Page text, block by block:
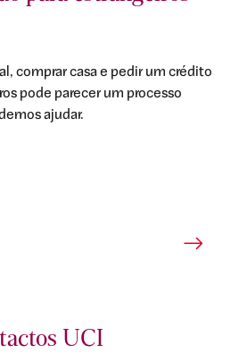
comprar casa e pedir um crédito
pode parecer um processo
ajudar.
UCI